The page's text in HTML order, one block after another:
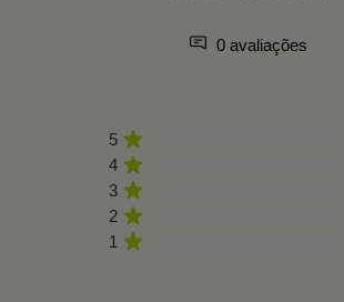
0 avaliações
5
4
3
2
1